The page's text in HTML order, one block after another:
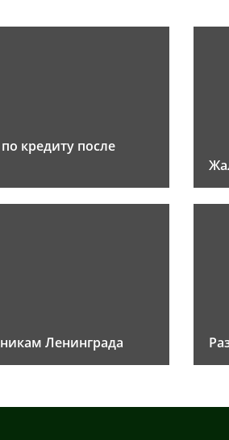
кредиту после
Ленинграда